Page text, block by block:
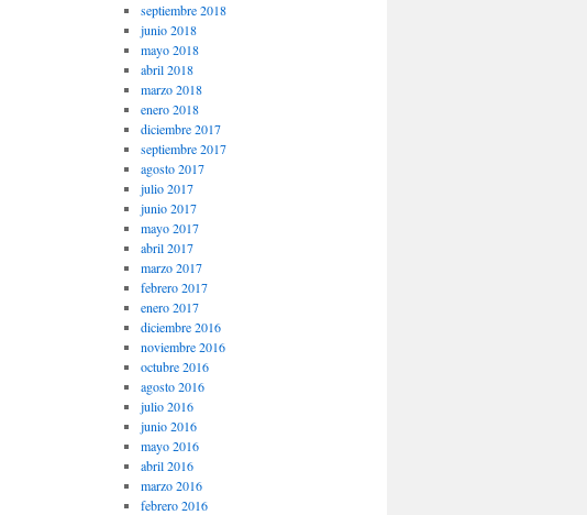
septiembre 2018
junio 2018
mayo 2018
abril 2018
marzo 2018
enero 2018
diciembre 2017
septiembre 2017
agosto 2017
julio 2017
junio 2017
mayo 2017
abril 2017
marzo 2017
febrero 2017
enero 2017
diciembre 2016
noviembre 2016
octubre 2016
agosto 2016
julio 2016
junio 2016
mayo 2016
abril 2016
marzo 2016
febrero 2016